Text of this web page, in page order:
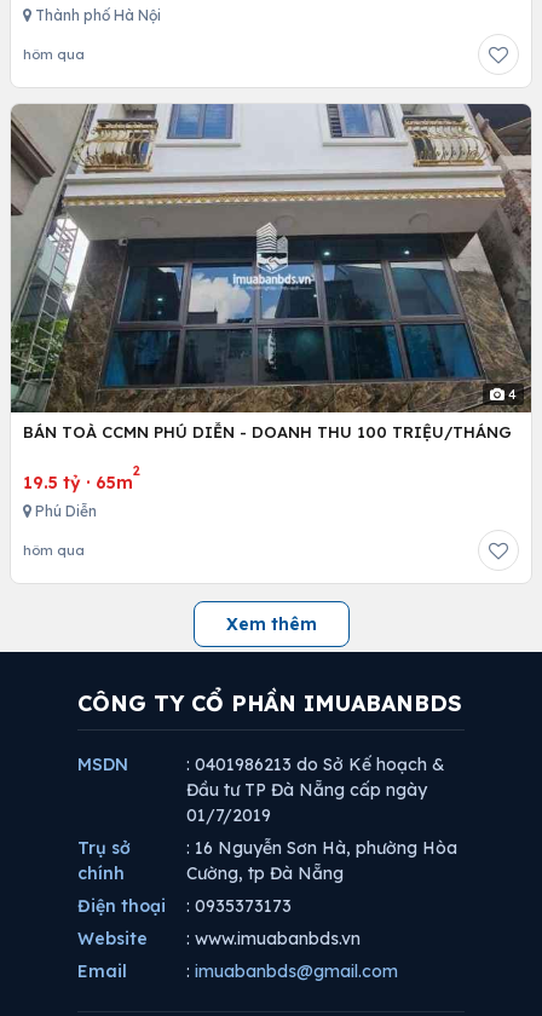
Thành phố Hà Nội
hôm qua
4
BÁN TOÀ CCMN PHÚ DIỄN - DOANH THU 100 TRIỆU/THÁNG
19.5 tỷ · 65m
2
Phú Diễn
hôm qua
Xem thêm
CÔNG TY CỔ PHẦN IMUABANBDS
MSDN
: 0401986213 do Sở Kế hoạch &
Đầu tư TP Đà Nẵng cấp ngày
01/7/2019
Trụ sở
chính
: 16 Nguyễn Sơn Hà, phường Hòa
Cường, tp Đà Nẵng
Điện thoại
: 0935373173
Website
: www.imuabanbds.vn
Email
: imuabanbds@gmail.com